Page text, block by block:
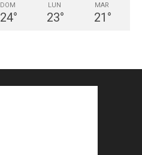
DOM
24°
LUN
23°
MAR
21 °